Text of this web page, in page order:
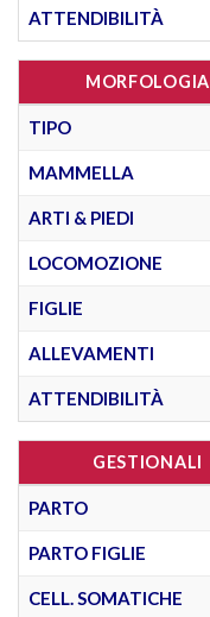
ATTENDIBILITÀ
MORFOLOGIA
TIPO
MAMMELLA
ARTI & PIEDI
LOCOMOZIONE
FIGLIE
ALLEVAMENTI
ATTENDIBILITÀ
GESTIONALI
PARTO
PARTO FIGLIE
CELL. SOMATICHE